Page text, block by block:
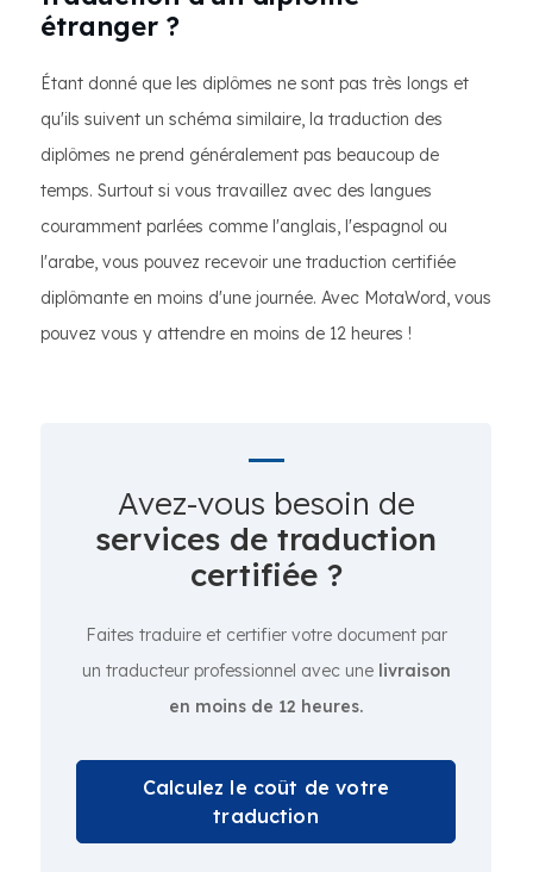
étranger ?
Étant donné que les diplômes ne sont pas très longs et
qu'ils suivent un schéma similaire, la traduction des
diplômes ne prend généralement pas beaucoup de
temps. Surtout si vous travaillez avec des langues
couramment parlées comme l'anglais, l'espagnol ou
l'arabe, vous pouvez recevoir une traduction certifiée
diplômante en moins d'une journée. Avec MotaWord, vous
pouvez vous y attendre en moins de 12 heures !
Avez-vous besoin de
services de traduction
certifiée ?
Faites traduire et certifier votre document par
un traducteur professionnel avec une livraison
en moins de 12 heures.
Calculez le coût de votre
traduction